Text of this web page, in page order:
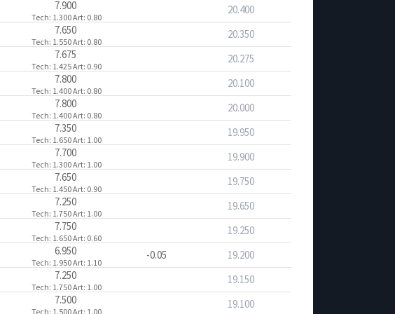
7.900
Tech: 1.300Art: 0.80
20.400
7.650
Tech: 1.550Art: 0.80
20.350
7.675
Tech: 1.425Art: 0.90
20.275
7.800
Tech: 1.400Art: 0.80
20.100
7.800
Tech: 1.400Art: 0.80
20.000
7.350
Tech: 1.650Art: 1.00
19.950
7.700
Tech: 1.300Art: 1.00
19.900
7.650
Tech: 1.450Art: 0.90
19.750
7.250
Tech: 1.750Art: 1.00
19.650
7.750
Tech: 1.650Art: 0.60
19.250
6.950
Tech: 1.950Art: 1.10
-0.05
19.200
7.250
Tech: 1.750Art: 1.00
19.150
7.500
Tech: 1.500Art: 1.00
19.100